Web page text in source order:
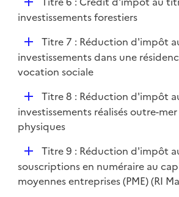
ié
i
e
investissements forestiers
D
é
p
e
r
Titre 7 : Réduction d'impôt
investissements dans une
vocation sociale
D
é
p
e
r
Titre 8 : Réduction d'impôt
investissements réalisés outre-
physiques
D
é
p
Titre 9 : Réduction d'impôt
souscriptions en numéraire au
moyennes entreprises (PME) (RI